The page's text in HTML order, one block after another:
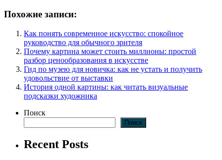
Похожие записи:
Как понять современное искусство: спокойное
руководство для обычного зрителя
Почему картина может стоить миллионы: простой
разбор ценообразования в искусстве
Гид по музею для новичка: как не устать и получить
удовольствие от выставки
История одной картины: как читать визуальные
подсказки художника
Поиск
Поиск
Recent Posts